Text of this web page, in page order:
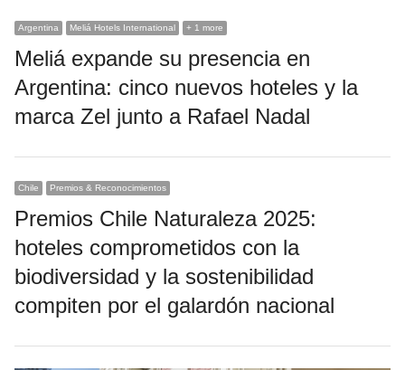
Argentina Meliá Hotels International + 1 more
Meliá expande su presencia en
Argentina: cinco nuevos hoteles y la
marca Zel junto a Rafael Nadal
Chile Premios & Reconocimientos
Premios Chile Naturaleza 2025:
hoteles comprometidos con la
biodiversidad y la sostenibilidad
compiten por el galardón nacional